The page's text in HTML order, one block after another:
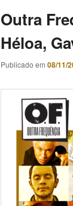
Outra
Héloa,
Publicado em 08/11/